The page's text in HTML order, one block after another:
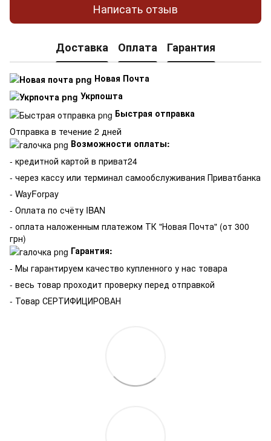
Написать отзыв
Доставка Оплата Гарантия
Новая Почта
Укрпошта
Быстрая отправка
Отправка в течение 2 дней
Возможности оплаты:
- кредитной картой в приват24
- через кассу или терминал самообслуживания Приватбанка
- WayForpay
- Оплата по счёту IBAN
- оплата наложенным платежом ТК "Новая Почта" (от 300
грн)
Гарантия:
- Мы гарантируем качество купленного у нас товара
- весь товар проходит проверку перед отправкой
- Товар СЕРТИФИЦИРОВАН